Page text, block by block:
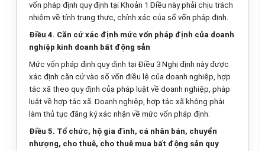
vốn pháp định quy định tại Khoản 1 Điều này phải chịu trách
nhiệm về tính trung thực, chính xác của số vốn pháp định.
Điều 4. Căn cứ xác định mức vốn pháp định của doanh
nghiệp kinh doanh bất động sản
Mức vốn pháp định quy định tại Điều 3 Nghị định này được
xác định căn cứ vào số vốn điều lệ của doanh nghiệp, hợp
tác xã theo quy định của pháp luật về doanh nghiệp, pháp
luật về hợp tác xã. Doanh nghiệp, hợp tác xã không phải
làm thủ tục đăng ký xác nhận về mức vốn pháp định.
Điều 5. Tổ chức, hộ gia đình, cá nhân bán, chuyển
nhượng, cho thuê, cho thuê mua bất động sản quy